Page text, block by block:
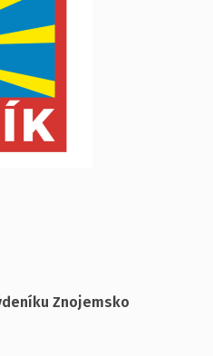
Znojemsko